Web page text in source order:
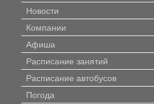
Новости
Компании
Афиша
Расписание занятий
Расписание автобусов
Погода